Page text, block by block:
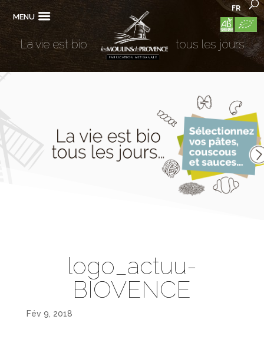
MENU
FR
La vie est bio tous les jours
logo_actuu-
BIOVENCE
Fév 9, 2018